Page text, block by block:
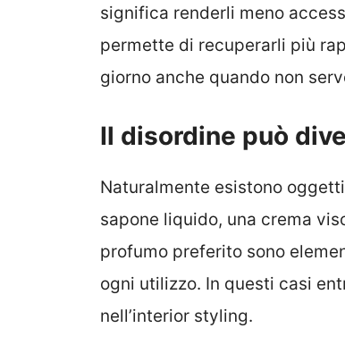
significa renderli meno
permette di recuperarli più
giorno anche quando non
Il disordine può
Naturalmente esistono
sapone liquido, una crema
profumo preferito sono
ogni utilizzo. In questi casi
nell’interior styling.